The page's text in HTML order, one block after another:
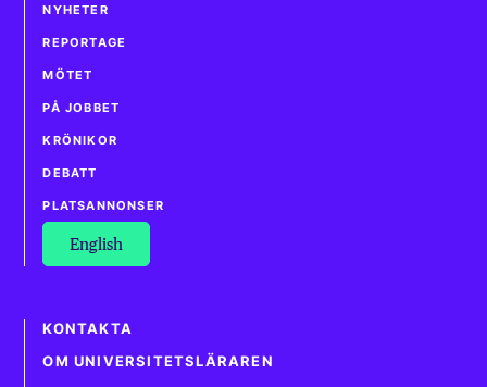
NYHETER
REPORTAGE
MÖTET
PÅ JOBBET
KRÖNIKOR
DEBATT
PLATSANNONSER
English
KONTAKTA
OM UNIVERSITETSLÄRAREN